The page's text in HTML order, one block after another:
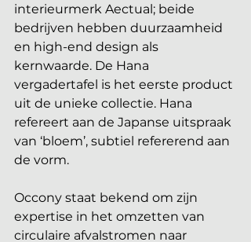
interieurmerk Aectual; beide
bedrijven hebben duurzaamheid
en high-end design als
kernwaarde. De Hana
vergadertafel is het eerste product
uit de unieke collectie. Hana
refereert aan de Japanse uitspraak
van ‘bloem’, subtiel refererend aan
de vorm.
Occony staat bekend om zijn
expertise in het omzetten van
circulaire afvalstromen naar